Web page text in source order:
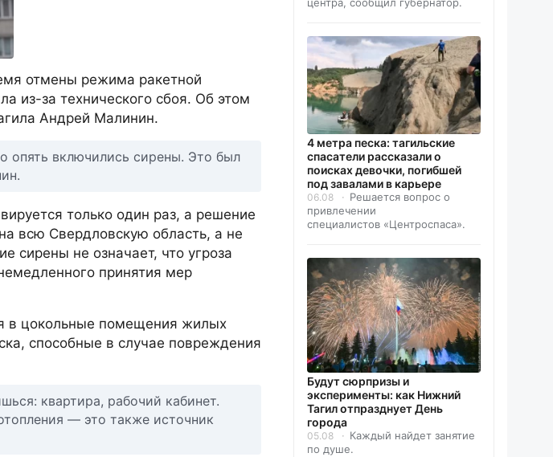
отмены режима ракетной
из-за технического сбоя. Об этом
Андрей Малинин.
опять включились сирены. Это был
только один раз, а решение
всю Свердловскую область, а не
сирены не означает, что угроза
принятия мер
в цокольные помещения жилых
способные в случае повреждения
квартира, рабочий кабинет.
— это также источник
4 метра песка: тагильские
спасатели рассказали о
поисках девочки, погибшей
под завалами в карьере
06.08
Решается вопрос о
привлечении
специалистов «Центроспаса».
Будут сюрпризы и
эксперименты: как Нижний
Тагил отпразднует День
города
05.08
Каждый найдет занятие
по душе.